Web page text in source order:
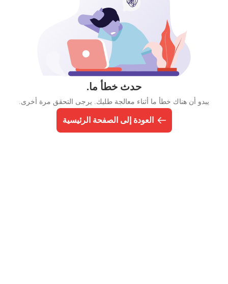
حدث خطأ ما.
يبدو أن هناك خطأ ما أثناء معالجة طلبك. يرجى التحقق مرة أخرى.
العودة إلى الصفحة الرئيسية